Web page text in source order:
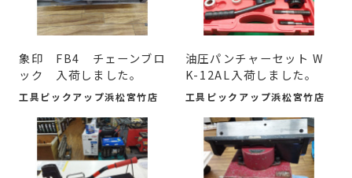
象印 FB4 チェーンブロ
ック 入荷しました。
工具ピックアップ浜松宮竹店
油圧パンチャーセット W
K-12AL入荷しました。
工具ピックアップ浜松宮竹店